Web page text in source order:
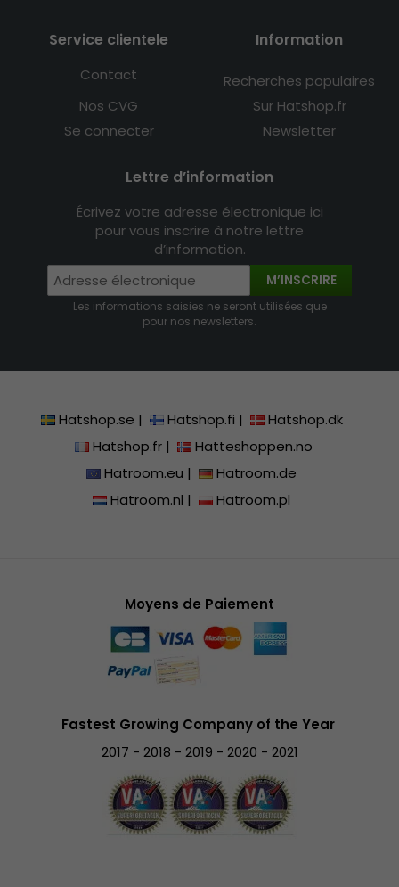
Service clientele
Contact
Nos CVG
Se connecter
Information
Recherches populaires
Sur Hatshop.fr
Newsletter
Lettre d’information
Écrivez votre adresse électronique ici
pour vous inscrire à notre lettre
d’information.
M’INSCRIRE
Les informations saisies ne seront utilisées que
pour nos newsletters.
Hatshop.se | Hatshop.fi |
Hatshop.dk
Hatshop.fr|
Hatteshoppen.no
Hatroom.eu |
Hatroom.de
Hatroom.nl | Hatroom.pl
Moyens de Paiement
Fastest Growing Company of the Year
2017 - 2018 - 2019 - 2020 - 2021